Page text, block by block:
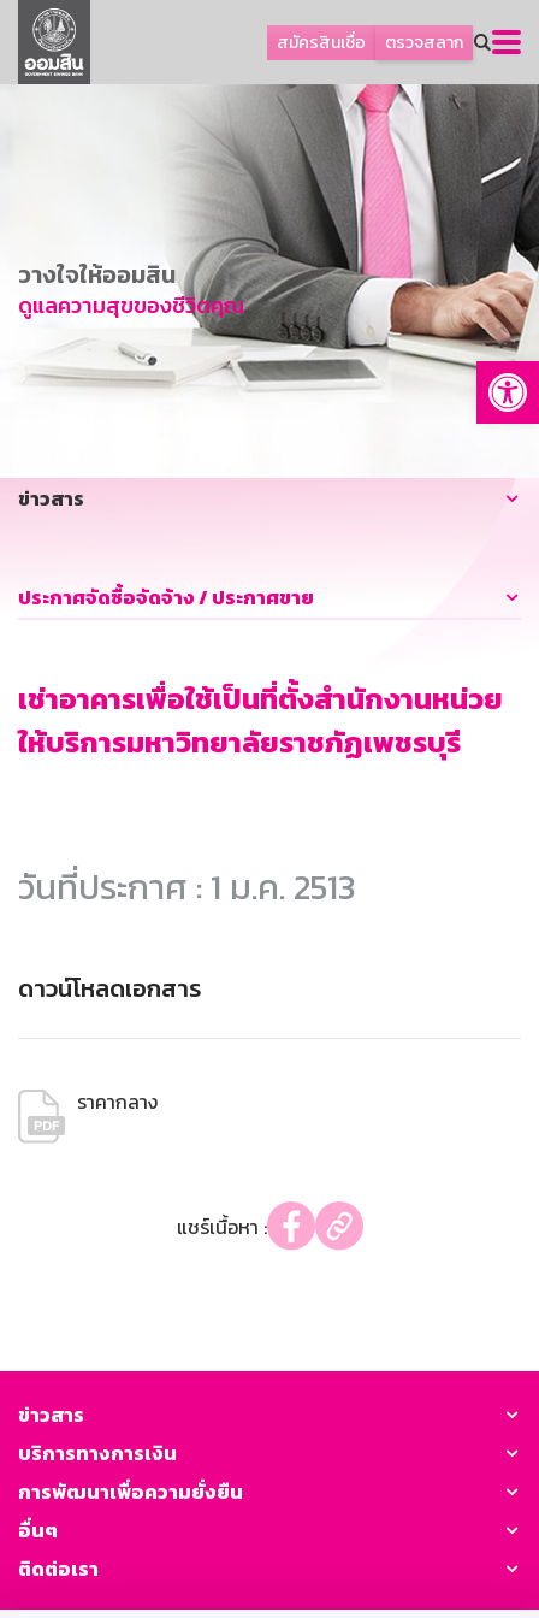
สมัครสินเชื่อ ตรวจสลาก
ลูกค้าธุรกิจ
ลูกค้าผู้ประกอบรายย่อย
การพัฒนาที่ยั่งยืน
ข่าวสาร
บริการทางการเงิน
อื่นๆ
วางใจให้ออมสิน
ดูแลความสุขของชีวิตคุณ
ข่าวสาร
ประกาศจัดซื้อจัดจ้าง / ประกาศขาย
เช่าอาคารเพื่อใช้เป็นที่ตั้งสำนักงานหน่วย
ให้บริการมหาวิทยาลัยราชภัฏเพชรบุรี
วันที่ประกาศ : 1 ม.ค. 2513
ดาวน์โหลดเอกสาร
ราคากลาง
แชร์เนื้อหา :
ข่าวสาร
บริการทางการเงิน
การพัฒนาเพื่อความยั่งยืน
อื่นๆ
ติดต่อเรา